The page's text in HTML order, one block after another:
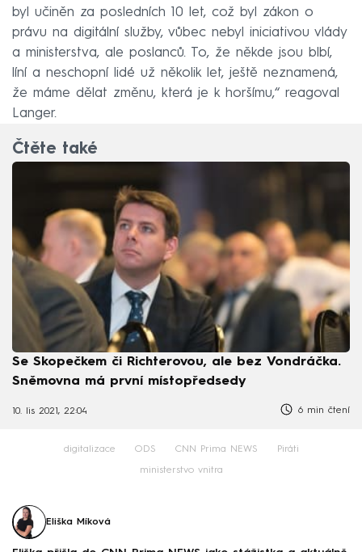
byl učiněn za posledních 10 let, což byl zákon o
právu na digitální služby, vůbec nebyl iniciativou vlády
a ministerstva, ale poslanců. To, že někde jsou blbí,
líní a neschopní lidé už několik let, ještě neznamená,
že máme dělat změnu, která je k horšímu,“ reagoval
Langer.
Čtěte také
Se Skopečkem či Richterovou, ale bez Vondráčka.
Sněmovna má první místopředsedy
10. lis 2021, 22:04 6 min čtení
digitalizace ODS CNN Prima NEWS Piráti
ministerstvo vnitra
Eliška Míková